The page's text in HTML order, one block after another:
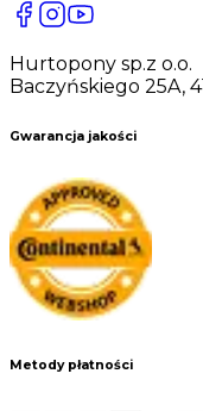
Hurtopony sp.z o.o.
Baczyńskiego 25A,
Gwarancja jakości
Metody płatności